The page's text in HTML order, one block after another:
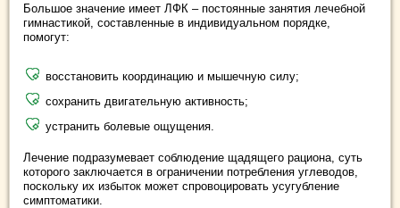
Большое значение имеет ЛФК – постоянные занятия лечебной
гимнастикой, составленные в индивидуальном порядке,
помогут:
восстановить координацию и мышечную силу;
сохранить двигательную активность;
устранить болевые ощущения.
Лечение подразумевает соблюдение щадящего рациона, суть
которого заключается в ограничении потребления углеводов,
поскольку их избыток может спровоцировать усугубление
симптоматики.